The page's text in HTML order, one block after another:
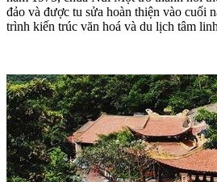
đảo và được tu sửa hoàn thiện vào cuối
trình kiến trúc văn hoá và du lịch tâm